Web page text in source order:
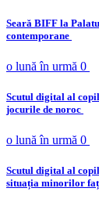
Seară BIFF la
contemporane
o lună în urmă 0
Scutul digital al
jocurile de noroc
o lună în urmă 0
Scutul digital al
situația minorilor